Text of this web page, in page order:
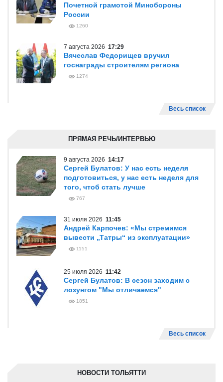
Почетной грамотой Минобороны
России
1260
7 августа 2026 17:29
Вячеслав Федорищев вручил
госнаграды строителям региона
1274
Весь список
ПРЯМАЯ РЕЧЬ/ИНТЕРВЬЮ
9 августа 2026 14:17
Сергей Булатов: У нас есть неделя
подготовиться, у нас есть неделя для
того, чтоб стать лучше
767
31 июля 2026 11:45
Андрей Карпочев: «Мы стремимся
вывести „Татры“ из эксплуатации»
1151
25 июля 2026 11:42
Сергей Булатов: В сезон заходим с
лозунгом "Мы отличаемся"
1851
Весь список
НОВОСТИ ТОЛЬЯТТИ